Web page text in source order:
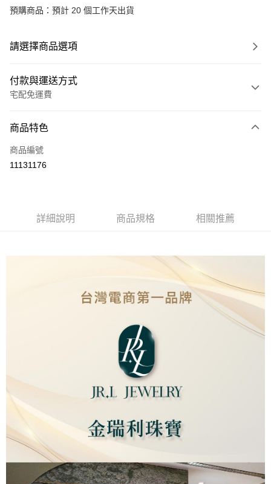
預購商品：預計 20 個工作天出貨
請選擇商品選項
付款與運送方式
宅配免運費
信用卡一次付款
運送方式
離島（澎湖、金門、馬祖、小琉球、綠島、蘭嶼）
商品特色
商品編號
11131176
詳細說明 商品規格 相關推薦